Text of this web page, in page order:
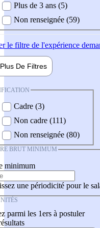
Plus de 3 ans (5)
Non renseignée (59)
le filtre de l'expérience
Plus De Filtres
Cadre (3)
Non cadre (111)
Non renseignée (80)
BRUT MINIMUM
minimum
une périodicité pour le
parmi les 1ers à postuler